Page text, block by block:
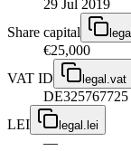
29 Jul 2019
Share capital
€25,000
VAT ID
legal.vat
DE325767725
LEI
legal.lei
—